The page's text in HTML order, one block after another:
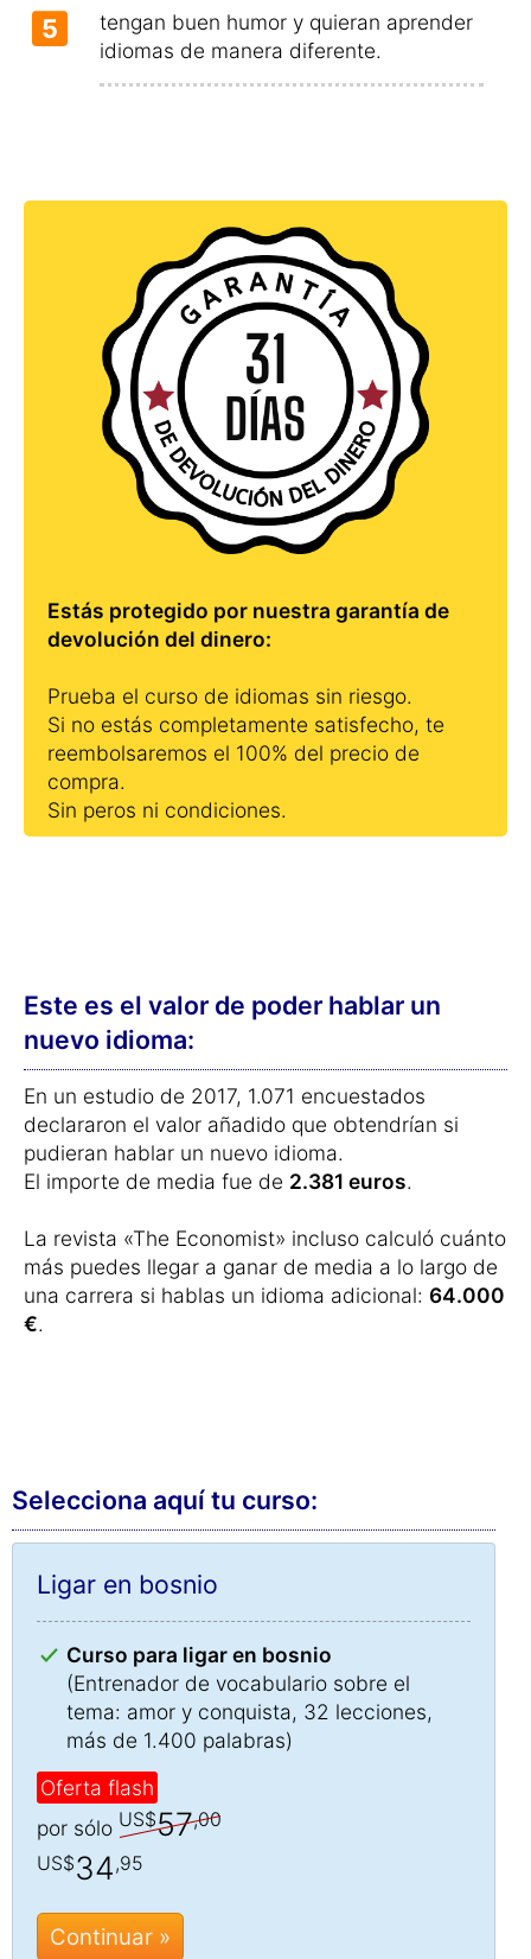
5
tengan buen humor y quieran aprender
idiomas de manera diferente.
Estás protegido por nuestra garantía de
devolución del dinero:
Prueba el curso de idiomas sin riesgo.
Si no estás completamente satisfecho, te
reembolsaremos el 100% del precio de
compra.
Sin peros ni condiciones.
Este es el valor de poder hablar un
nuevo idioma:
En un estudio de 2017, 1.071 encuestados
declararon el valor añadido que obtendrían si
pudieran hablar un nuevo idioma.
El importe de media fue de 2.381 euros.
La revista «The Economist» incluso calculó cuánto
más puedes llegar a ganar de media a lo largo de
una carrera si hablas un idioma adicional: 64.000
€.
Selecciona aquí tu curso:
Ligar en bosnio
Curso para ligar en bosnio
(Entrenador de vocabulario sobre el
tema: amor y conquista, 32 lecciones,
más de 1.400 palabras)
Oferta flash
por sólo US$57,00
US$34 ,95
Continuar »